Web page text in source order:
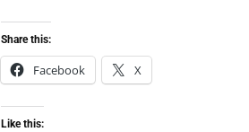
Share this:
Facebook X
Like this: